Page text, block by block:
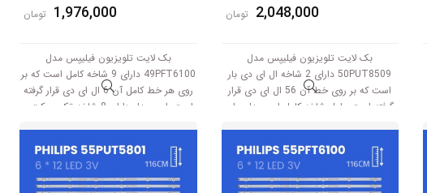
2,048,000 تومان
بک لایت تلویزیون فیلیپس مدل
50PUT8509 دارای 2 شاخه ال ای دی بار
است که بر روی خط آن 56 ال ای دی قرار
گرفته است. طول شاخه کامل این مدل برابر
1,976,000 تومان
بک لایت تلویزیون فیلیپس مدل
49PFT6100 دارای 9 شاخه کامل است که بر
روی هر خط کامل آن 6 ال ای دی قرار گرفته
است. این مدل دارای 8 شاخه تک سوکت و